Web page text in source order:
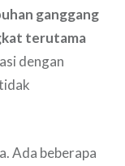
ganggang
terutama
dengan
Ada beberapa